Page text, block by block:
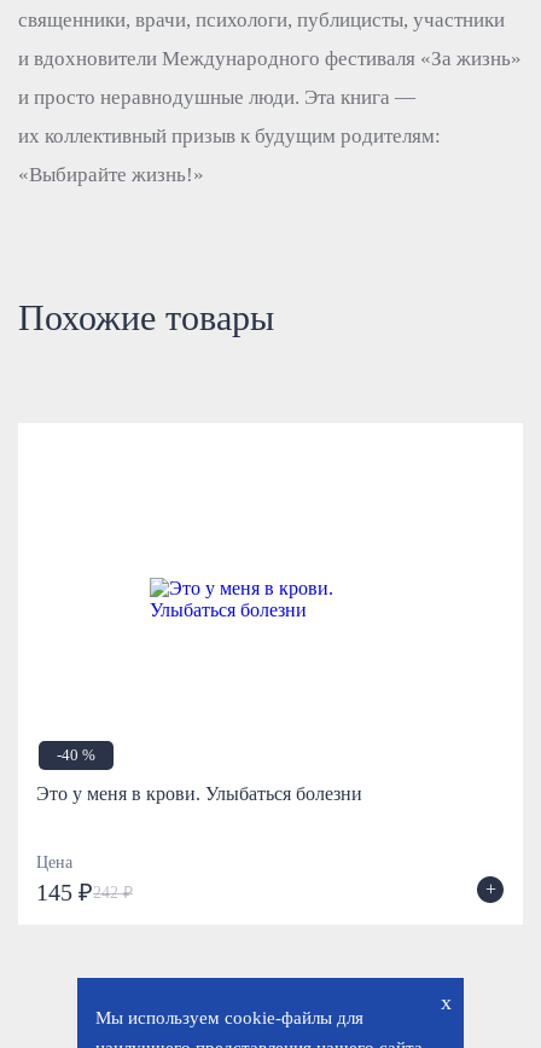
священники, врачи, психологи, публицисты, участники
и вдохновители Международного фестиваля «За жизнь»
и просто неравнодушные люди. Эта книга —
их коллективный призыв к будущим родителям:
«Выбирайте жизнь!»
Похожие товары
-40 %
Это у меня в крови. Улыбаться болезни
Цена
145 ₽242 ₽ +
x
Мы используем cookie-файлы для